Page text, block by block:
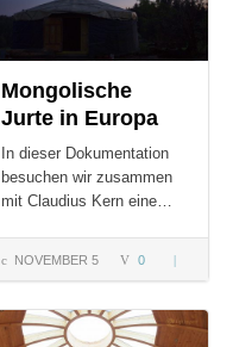
und heute
Mongolische
Jurte in Europa
In dieser Dokumentation
besuchen wir zusammen
mit Claudius Kern eine…
NOVEMBER 5 0
Jurte in
Europa